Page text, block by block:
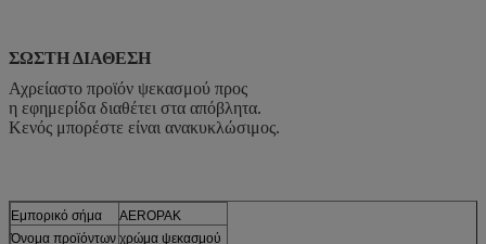
ΣΩΣΤΗ ΔΙΑΘΕΣΗ
Αχρείαστο προϊόν ψεκασμού προς
η εφημερίδα διαθέτει στα απόβλητα.
Κενός μπορέστε είναι ανακυκλώσιμος.
Εμπορικό σήμα
AEROPAK
Όνομα προϊόντων χρώμα ψεκασμού